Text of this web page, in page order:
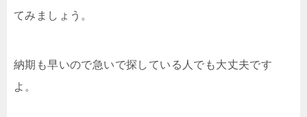
てみましょう。
納期も早いので急いで探している人でも大丈夫です
よ。